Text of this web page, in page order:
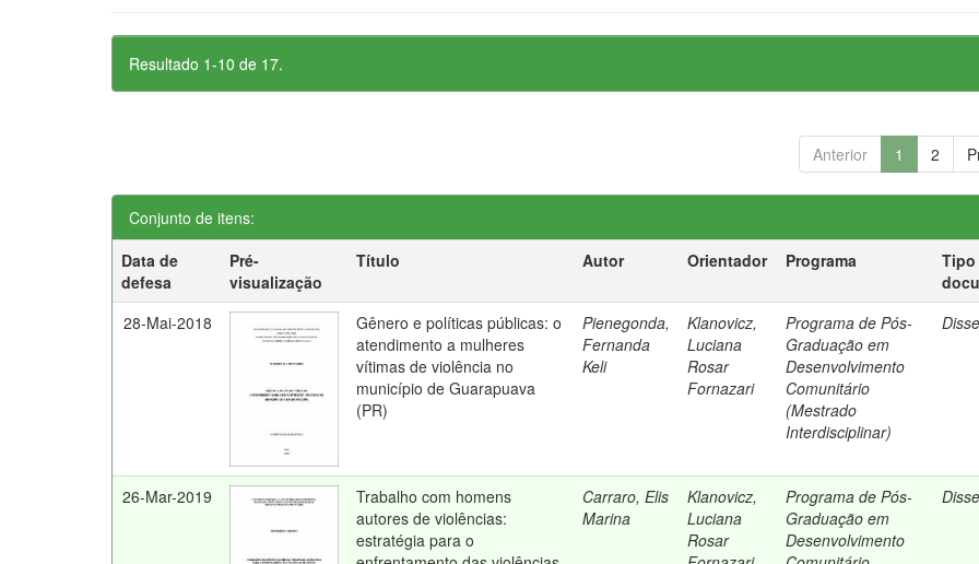
Resultado 1-10 de 17.
Anterior 1 2
Conjunto de itens:
Data de
defesa
Pré-
visualização
Título Autor Orientador Programa
Tipo
28-Mai-2018
Gênero e políticas públicas: o
atendimento a mulheres
vítimas de violência no
município de Guarapuava
(PR)
Pienegonda,
Fernanda
Keli
Klanovicz,
Luciana
Rosar
Fornazari
Programa de Pós-
Graduação em
Desenvolvimento
Comunitário
(Mestrado
Interdisciplinar)
26-Mar-2019
Trabalho com homens
autores de violências:
estratégia para o
Carraro, Elis
Marina
Klanovicz,
Luciana
Rosar
Programa de Pós-
Graduação em
Desenvolvimento